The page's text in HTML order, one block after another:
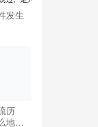
发生
历
地